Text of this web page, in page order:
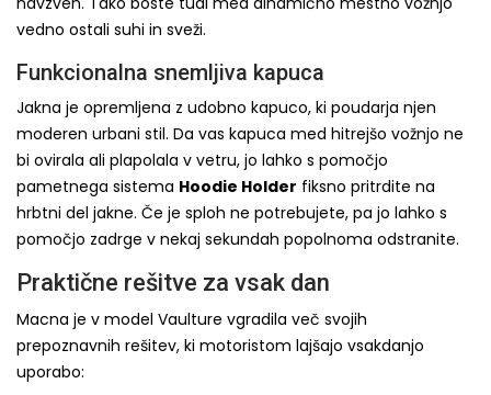
vedno ostali suhi in sveži.
Funkcionalna snemljiva kapuca
Jakna je opremljena z udobno kapuco, ki poudarja njen
moderen urbani stil. Da vas kapuca med hitrejšo vožnjo ne
bi ovirala ali plapolala v vetru, jo lahko s pomočjo
pametnega sistema Hoodie Holder fiksno pritrdite na
hrbtni del jakne. Če je sploh ne potrebujete, pa jo lahko s
pomočjo zadrge v nekaj sekundah popolnoma odstranite.
Praktične rešitve za vsak dan
Macna je v model Vaulture vgradila več svojih
prepoznavnih rešitev, ki motoristom lajšajo vsakdanjo
uporabo: